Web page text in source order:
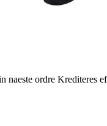
naeste ordre Krediteres